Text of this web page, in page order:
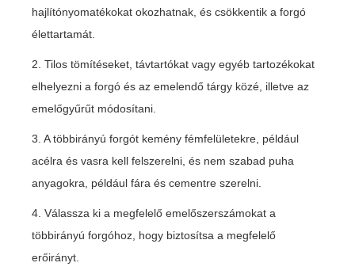
hajlítónyomatékokat okozhatnak, és csökkentik a forgó
élettartamát.
2. Tilos tömítéseket, távtartókat vagy egyéb tartozékokat
elhelyezni a forgó és az emelendő tárgy közé, illetve az
emelőgyűrűt módosítani.
3. A többirányú forgót kemény fémfelületekre, például
acélra és vasra kell felszerelni, és nem szabad puha
anyagokra, például fára és cementre szerelni.
4. Válassza ki a megfelelő emelőszerszámokat a
többirányú forgóhoz, hogy biztosítsa a megfelelő
erőirányt.